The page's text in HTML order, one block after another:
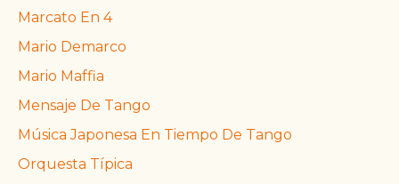
Marcato En 4
Mario Demarco
Mario Maffia
Mensaje De Tango
Música Japonesa En Tiempo De Tango
Orquesta Típica